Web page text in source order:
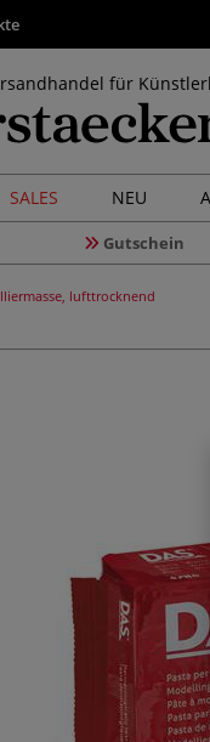
für
SALES NEU
Gutschein
lufttrocknend